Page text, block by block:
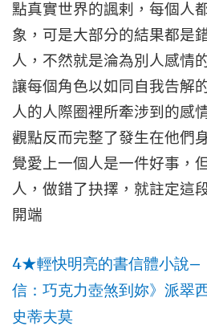
點真實世界的諷剌，每個人
象，可是大部分的結果都是
人，不然就是淪為別人感情
讓每個角色以如同自我告解
人的人際圈裡所牽涉到的感
觀點反而完整了發生在他們
覺愛上一個人是一件好事，
人，做錯了抉擇，就註定這
開端
4★輕快明亮的書信體小說—
信：巧克力壺煞到妳》派翠
史蒂夫莫